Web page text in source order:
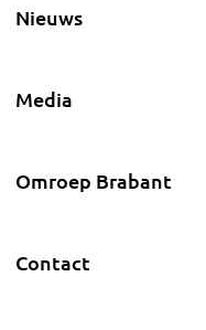
Nieuws
Media
Omroep Brabant
Contact